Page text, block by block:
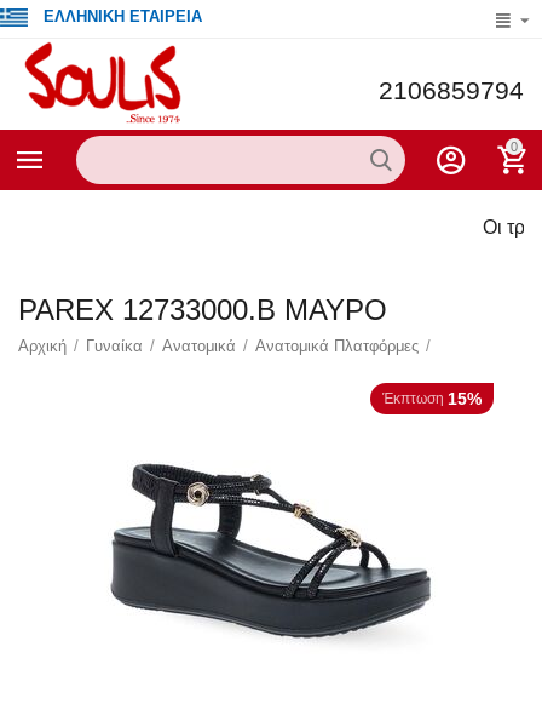
ΕΛΛΗΝΙΚΗ ΕΤΑΙΡΕΙΑ
2106859794
0
Οι τρέχουσες
PAREX 12733000.B ΜΑΥΡΟ
Αρχική / Γυναίκα / Ανατομικά / Ανατομικά Πλατφόρμες /
Έκπτωση 15%